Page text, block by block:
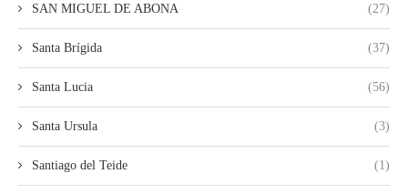
SAN MIGUEL DE ABONA (27)
Santa Brígida (37)
Santa Lucia (56)
Santa Ursula (3)
Santiago del Teide (1)